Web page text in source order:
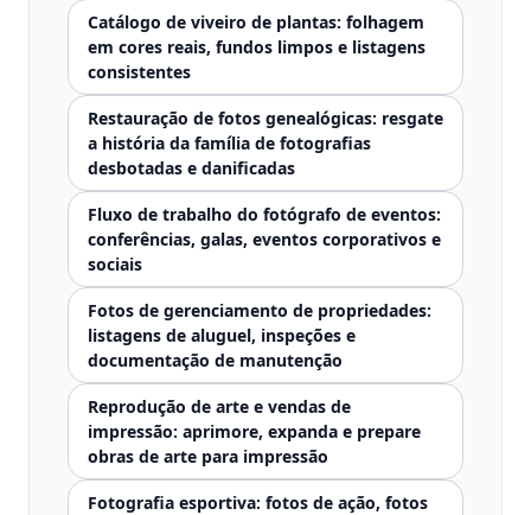
Catálogo de viveiro de plantas: folhagem
em cores reais, fundos limpos e listagens
consistentes
Restauração de fotos genealógicas: resgate
a história da família de fotografias
desbotadas e danificadas
Fluxo de trabalho do fotógrafo de eventos:
conferências, galas, eventos corporativos e
sociais
Fotos de gerenciamento de propriedades:
listagens de aluguel, inspeções e
documentação de manutenção
Reprodução de arte e vendas de
impressão: aprimore, expanda e prepare
obras de arte para impressão
Fotografia esportiva: fotos de ação, fotos